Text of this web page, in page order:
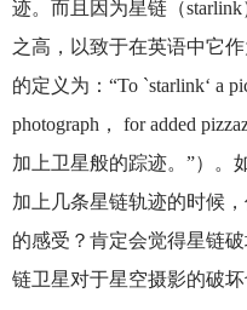
迹。而且因为星链（
之高，以致于在英语中它
的定义为：“To `starlink‘ a
photograph， for added
加上卫星般的踪迹。”）。
加上几条星链轨迹的时候
的感受？肯定会觉得星链
链卫星对于星空摄影的破坏